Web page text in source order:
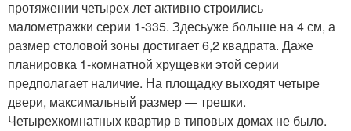
протяжении четырех лет активно строились
малометражки серии 1-335. Здесьуже больше на 4 см, а
размер столовой зоны достигает 6,2 квадрата. Даже
планировка 1-комнатной хрущевки этой серии
предполагает наличие. На площадку выходят четыре
двери, максимальный размер — трешки.
Четырехкомнатных квартир в типовых домах не было.